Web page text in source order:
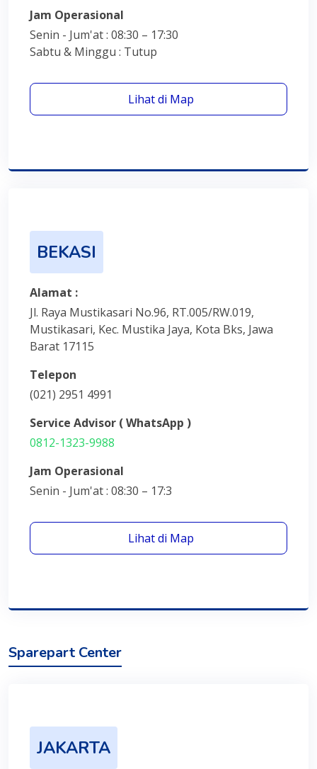
Jam Operasional
Senin - Jum'at : 08:30 – 17:30
Sabtu & Minggu : Tutup
Lihat di Map
BEKASI
Alamat :
Jl. Raya Mustikasari No.96, RT.005/RW.019,
Mustikasari, Kec. Mustika Jaya, Kota Bks, Jawa
Barat 17115
Telepon
(021) 2951 4991
Service Advisor ( WhatsApp )
0812-1323-9988
Jam Operasional
Senin - Jum'at : 08:30 – 17:3
Lihat di Map
Sparepart Center
JAKARTA